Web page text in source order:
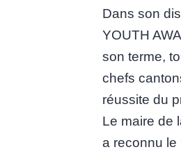
Dans son
YOUTH
son terme,
chefs
réussite du
Le maire de
a reconnu le